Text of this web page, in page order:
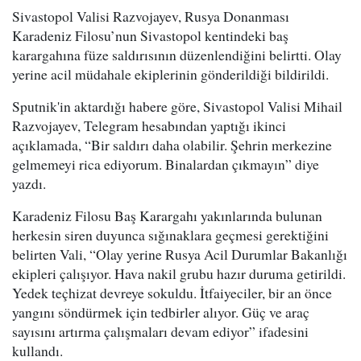
Sivastopol Valisi Razvojayev, Rusya Donanması
Karadeniz Filosu’nun Sivastopol kentindeki baş
karargahına füze saldırısının düzenlendiğini belirtti. Olay
yerine acil müdahale ekiplerinin gönderildiği bildirildi.
Sputnik'in aktardığı habere göre, Sivastopol Valisi Mihail
Razvojayev, Telegram hesabından yaptığı ikinci
açıklamada, “Bir saldırı daha olabilir. Şehrin merkezine
gelmemeyi rica ediyorum. Binalardan çıkmayın” diye
yazdı.
Karadeniz Filosu Baş Karargahı yakınlarında bulunan
herkesin siren duyunca sığınaklara geçmesi gerektiğini
belirten Vali, “Olay yerine Rusya Acil Durumlar Bakanlığı
ekipleri çalışıyor. Hava nakil grubu hazır duruma getirildi.
Yedek teçhizat devreye sokuldu. İtfaiyeciler, bir an önce
yangını söndürmek için tedbirler alıyor. Güç ve araç
sayısını artırma çalışmaları devam ediyor” ifadesini
kullandı.